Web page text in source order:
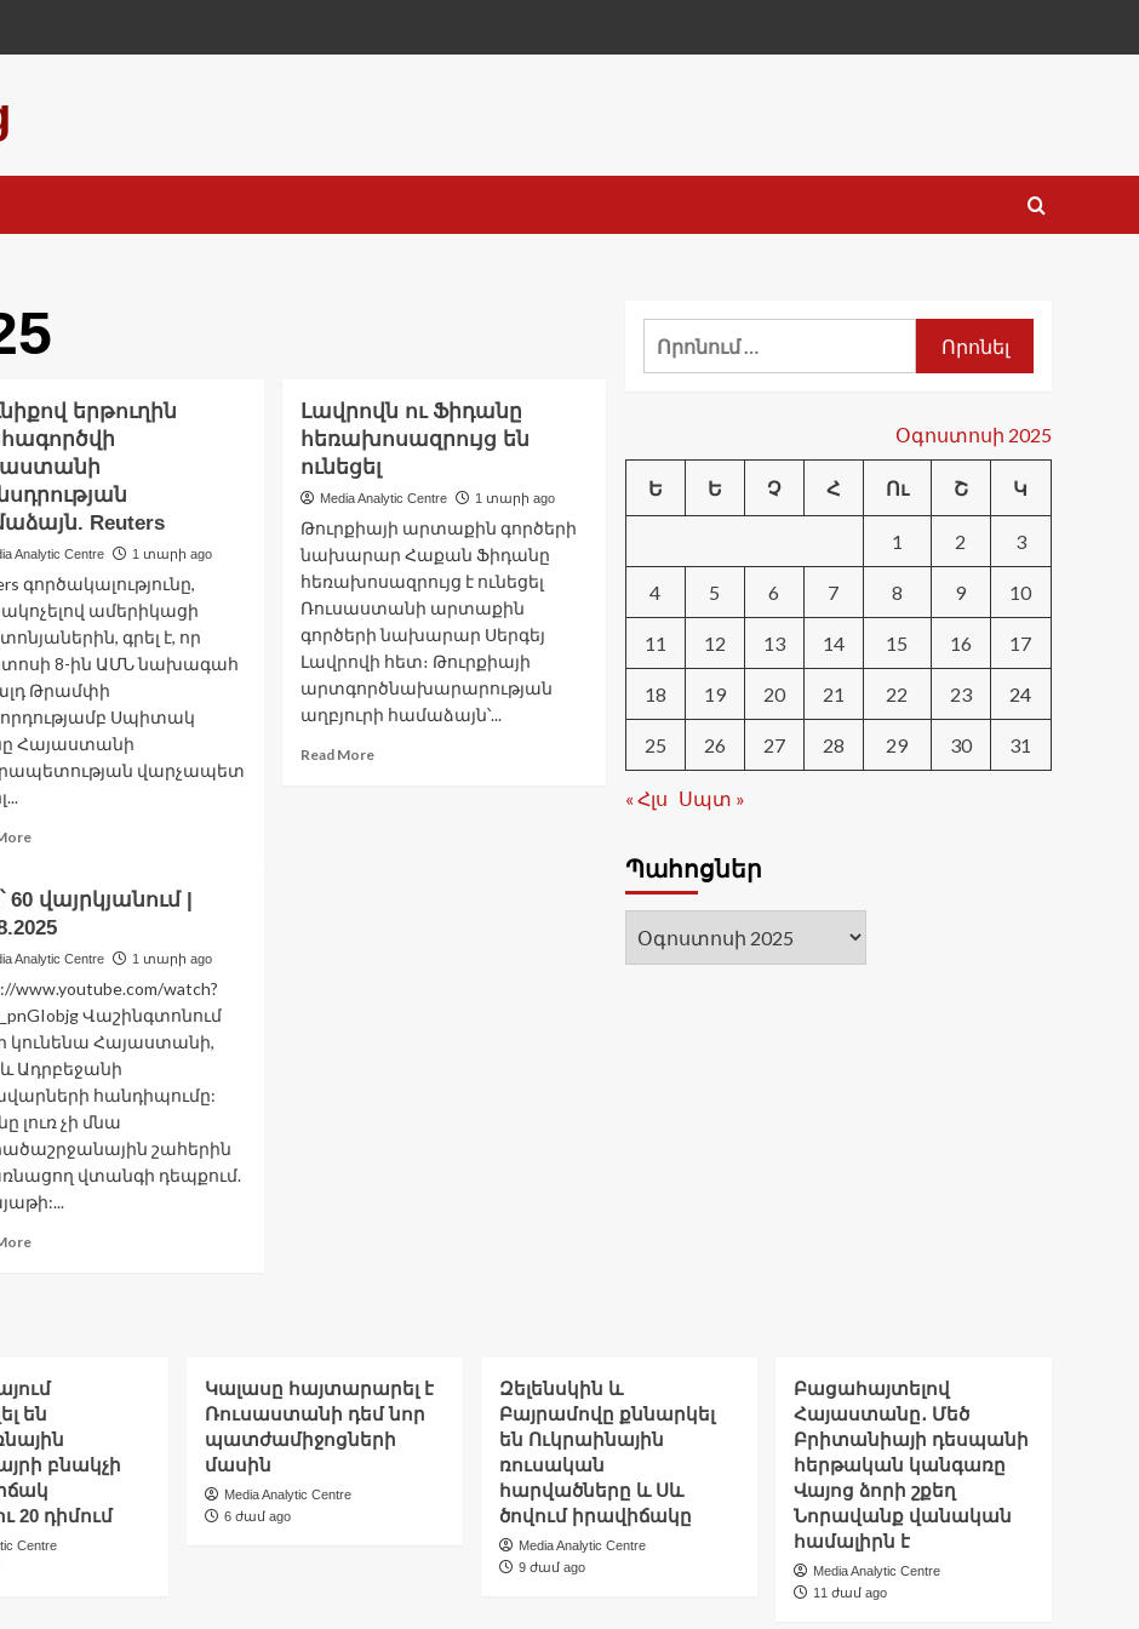
երթուղին
Reuters
Analytic Centre 1 տարի ago
գործակալությունը,
ամերիկացի
գրել է, որ
8-ին ԱՄՆ նախագահ
Թրամփի
Սպիտակ
Հայաստանի
վարչապետ
Read
Սյունիքով
երթուղին
կշահագործվի
Հայաստանի
օրենսդրության
համաձայն.
Reuters
Լավրովն ու Ֆիդանը
հեռախոսազրույց են
ունեցել
Media Analytic Centre 1 տարի ago
Թուրքիայի արտաքին գործերի
նախարար Հաքան Ֆիդանը
հեռախոսազրույց է ունեցել
Ռուսաստանի արտաքին
գործերի նախարար Սերգեյ
Լավրովի հետ։ Թուրքիայի
արտգործնախարարության
աղբյուրի համաձայն՝...
Read MoreRead
60 վայրկյանում |
Analytic Centre 1 տարի ago
www.youtube.com/watch?
Վաշինգտոնում
կունենա Հայաստանի,
Ադրբեջանի
հանդիպումը:
լուռ չի մնա
շահերին
վտանգի դեպքում.
Read
06.08.2025
Որոնել՝
Օգոստոսի 2025
Ե Ե Չ Հ Ու Շ Կ
1 2 3
4 5 6 7 8 9 10
11 12 13 14 15 16 17
18 19 20 21 22 23 24
25 26 27 28 29 30 31
« Հլս Սպտ »
Պահոցներ
են
բնակչի
20 դիմում
Centre
Կալասը հայտարարել է
Ռուսաստանի դեմ նոր
պատժամիջոցների
մասին
Media Analytic Centre
6 ժամ ago
Զելենսկին և
Բայրամովը քննարկել
են Ուկրաինային
ռուսական
հարվածները և Սև
ծովում իրավիճակը
Media Analytic Centre
9 ժամ ago
Բացահայտելով
Հայաստանը․ Մեծ
Բրիտանիայի դեսպանի
հերթական կանգառը
Վայոց ձորի շքեղ
Նորավանք վանական
համալիրն է
Media Analytic Centre
11 ժամ ago